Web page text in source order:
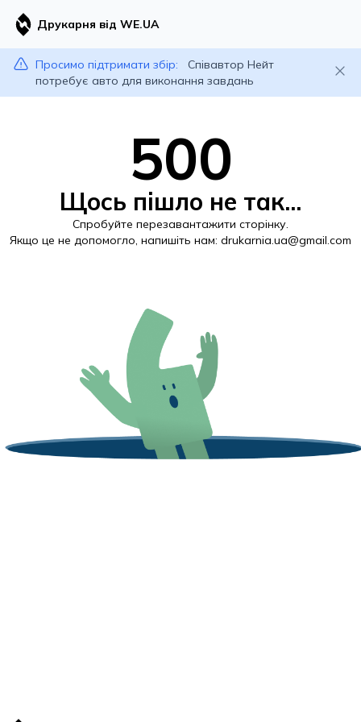
Друкарня від WE.UA
Просимо підтримати збір:
Співавтор Нейт
потребує авто для виконання завдань
500
Щось пішло не так...
Спробуйте перезавантажити сторінку.
Якщо це не допомогло, напишіть нам: drukarnia.ua@gmail.com